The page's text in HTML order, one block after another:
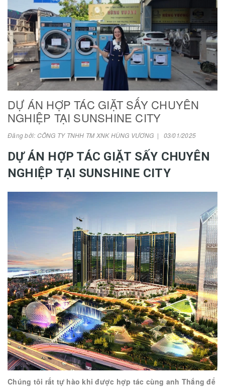
DỰ ÁN HỢP TÁC GIẶT SẤY CHUYÊN
NGHIỆP TẠI SUNSHINE CITY
Đăng bởi: CÔNG TY TNHH TM XNK HÙNG VƯƠNG | 03/01/2025
DỰ ÁN HỢP TÁC GIẶT SẤY CHUYÊN
NGHIỆP TẠI SUNSHINE CITY
Chúng tôi rất tự hào khi được hợp tác cùng anh Thắng để